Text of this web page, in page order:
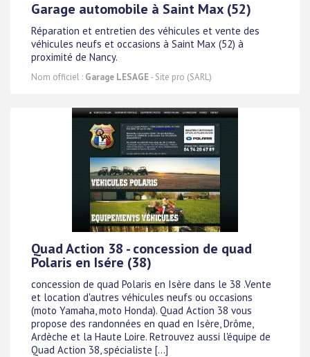
Garage automobile à Saint Max (52)
Réparation et entretien des véhicules et vente des
véhicules neufs et occasions à Saint Max (52) à
proximité de Nancy.
Nom officiel : Garage LESAGE- Site pro (SARL)
Quad Action 38 - concession de quad
Polaris en Isére (38)
concession de quad Polaris en Isère dans le 38 .Vente
et location d'autres véhicules neufs ou occasions
(moto Yamaha, moto Honda). Quad Action 38 vous
propose des randonnées en quad en Isère, Drôme,
Ardèche et la Haute Loire. Retrouvez aussi l'équipe de
Quad Action 38, spécialiste [...]